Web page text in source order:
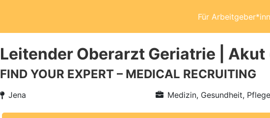
Für
Leitender Oberarzt Geriatrie |
FIND YOUR EXPERT – MEDICAL RECRUITING
Jena Medizin, Gesundheit, Pflege